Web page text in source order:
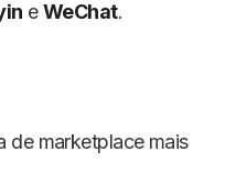
eWeChat.
de marketplace mais